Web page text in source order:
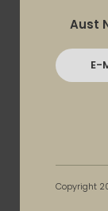
Aust
E-Mail-
Copyright